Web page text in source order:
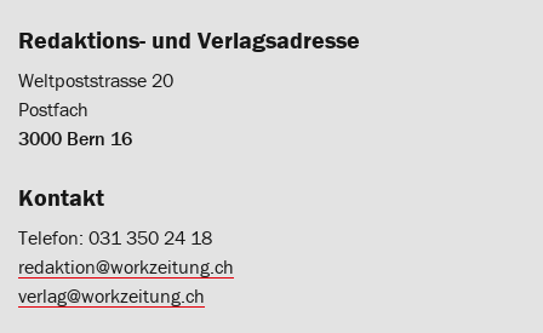
Redaktions- und Verlagsadresse
Weltpoststrasse 20
Postfach
3000 Bern 16
Kontakt
Telefon: 031 350 24 18
redaktion@workzeitung.ch
verlag@workzeitung.ch